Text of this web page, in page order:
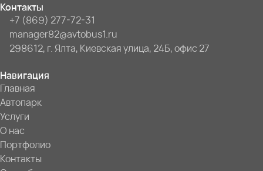
Контакты
+7 (869) 277-72-31
manager82@avtobus1.ru
298612, г. Ялта, Киевская улица, 24Б, офис 27
Навигация
Главная
Автопарк
Услуги
О нас
Портфолио
Контакты